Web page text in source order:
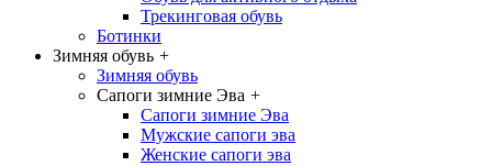
Трекинговая обувь
Ботинки
Зимняя обувь +
Зимняя обувь
Сапоги зимние Эва +
Сапоги зимние Эва
Мужские сапоги эва
Женские сапоги эва